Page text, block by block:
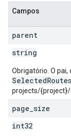
Campos
parent
string
Obrigatório. O pai,
SelectedRoute
projects/
page size
int32